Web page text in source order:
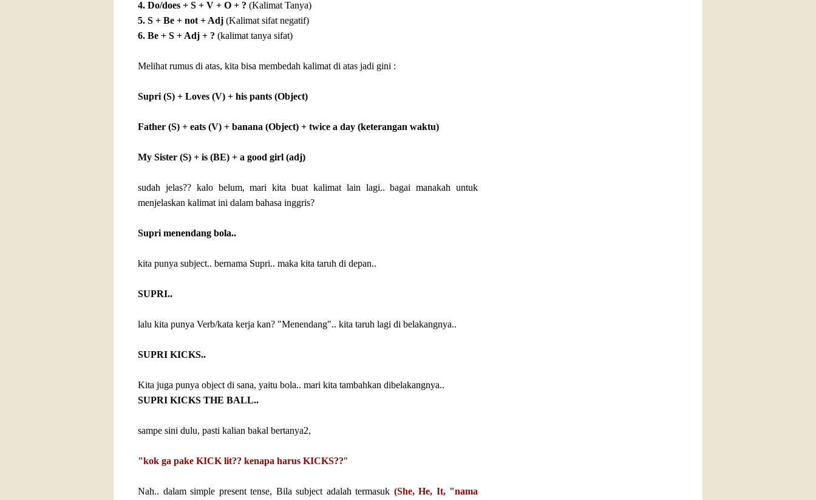
4. Do/does + S + V + O + ? (Kalimat Tanya)
5. S + Be + not + Adj (Kalimat sifat negatif)
6. Be + S + Adj + ? (kalimat tanya sifat)
Melihat rumus di atas, kita bisa membedah kalimat di atas jadi gini :
Supri (S) + Loves (V) + his pants (Object)
Father (S) + eats (V) + banana (Object) + twice a day (keterangan waktu)
My Sister (S) + is (BE) + a good girl (adj)
sudah jelas?? kalo belum, mari kita buat kalimat lain lagi.. bagai manakah untuk
menjelaskan kalimat ini dalam bahasa inggris?
Supri menendang bola..
kita punya subject.. bernama Supri.. maka kita taruh di depan..
SUPRI..
lalu kita punya Verb/kata kerja kan? "Menendang".. kita taruh lagi di belakangnya..
SUPRI KICKS..
Kita juga punya object di sana, yaitu bola.. mari kita tambahkan dibelakangnya..
SUPRI KICKS THE BALL..
sampe sini dulu, pasti kalian bakal bertanya2,
"kok ga pake KICK lit?? kenapa harus KICKS??"
Nah.. dalam simple present tense, Bila subject adalah termasuk (She, He, It, "nama